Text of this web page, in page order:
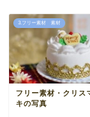
3.フリー素材 素材
フリー素材・クリス
キの写真